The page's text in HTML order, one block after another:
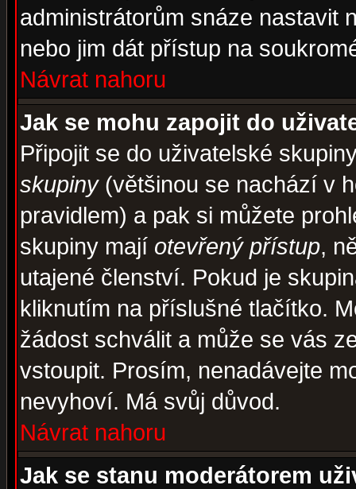
administrátorům snáze nastavit
nebo jim dát přístup na
Návrat nahoru
Jak se mohu zapojit do
Připojit se do uživatelské
skupiny(většinou se nachází v
pravidlem) a pak si můžete
skupiny mají otevřený přístup,
utajené členství. Pokud je
kliknutím na příslušné tlačítko.
žádost schválit a může se vás
vstoupit. Prosím, nenadávejte
nevyhoví. Má svůj důvod.
Návrat nahoru
Jak se stanu moderátorem